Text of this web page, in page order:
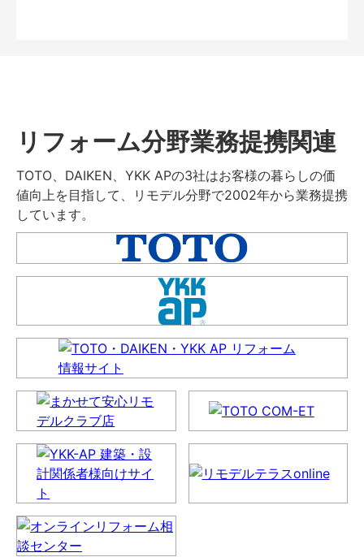
リフォーム分野業務提携関連
TOTO、DAIKEN、YKK APの3社はお客様の暮らしの価
値向上を目指して、リモデル分野で2002年から業務提携
しています。